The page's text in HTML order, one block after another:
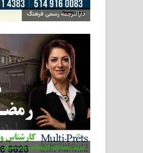
دارالترجمه رسمی فرهنگ
مریم رمضانلو، کارشناس وام مسکن